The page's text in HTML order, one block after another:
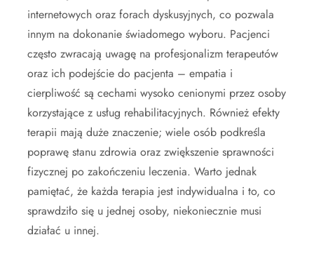
internetowych oraz forach dyskusyjnych, co pozwala
innym na dokonanie świadomego wyboru. Pacjenci
często zwracają uwagę na profesjonalizm terapeutów
oraz ich podejście do pacjenta – empatia i
cierpliwość są cechami wysoko cenionymi przez osoby
korzystające z usług rehabilitacyjnych. Również efekty
terapii mają duże znaczenie; wiele osób podkreśla
poprawę stanu zdrowia oraz zwiększenie sprawności
fizycznej po zakończeniu leczenia. Warto jednak
pamiętać, że każda terapia jest indywidualna i to, co
sprawdziło się u jednej osoby, niekoniecznie musi
działać u innej.